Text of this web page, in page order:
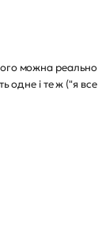
можна реально
одне і те ж ("я все